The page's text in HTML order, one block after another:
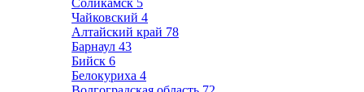
Соликамск 5
Чайковский 4
Алтайский край 78
Барнаул 43
Бийск 6
Белокуриха 4